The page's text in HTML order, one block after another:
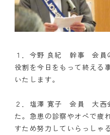
スケジュール
年間プログラム
木曜会
組織図
クラブのあゆみ
クラブの歴史
１．今野 良紀 幹事 会員
役割を今日をもって終える
いたします。
２．塩澤 寛子 会員 大西
た。急患の診察やオペで疲
すため努力していらっしゃ